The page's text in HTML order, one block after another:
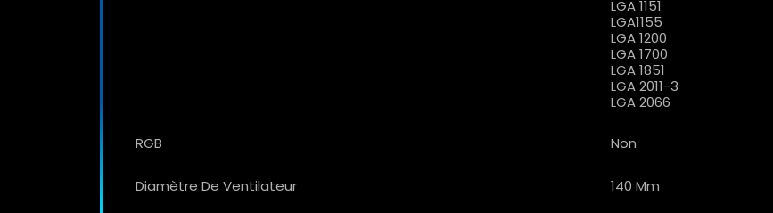
LGA 1151
LGA1155
LGA 1200
LGA 1700
LGA 1851
LGA 2011-3
LGA 2066
RGB Non
Diamètre De Ventilateur 140 Mm